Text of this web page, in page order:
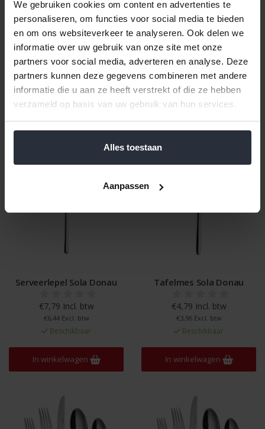
We gebruiken cookies om content en advertenties te
personaliseren, om functies voor social media te bieden
en om ons websiteverkeer te analyseren. Ook delen we
informatie over uw gebruik van onze site met onze
partners voor social media, adverteren en analyse. Deze
partners kunnen deze gegevens combineren met andere
informatie die u aan ze heeft verstrekt of die ze hebben
verzameld op basis van uw gebruik van hun services.
Alles toestaan
Aanpassen
Taartschep Sola Donau
€7,59 Incl. btw
€6,27 Excl. btw
Beschikbaar
In winkelwagen
Slavork Sola Donau
€6,15 Incl. btw
€5,08 Excl. btw
Beschikbaar
In winkelwagen
Serveerlepel Sola Donau
€7,79 Incl. btw
€6,44 Excl. btw
Beschikbaar
In winkelwagen
Tafelmes Sola Donau
€4,79 Incl. btw
€3,96 Excl. btw
Beschikbaar
In winkelwagen